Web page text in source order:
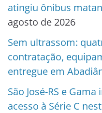
atingiu ônibus
agosto de 2026
Sem ultrassom:
contratação,
entregue em
São José-RS e
acesso à Série C